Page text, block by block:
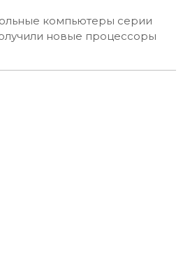
компьютеры серии
новые процессоры